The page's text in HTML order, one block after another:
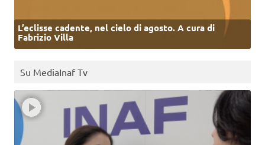
L’eclisse cadente, nel cielo di agosto. A cura di
Fabrizio Villa
Su MediaInaf Tv